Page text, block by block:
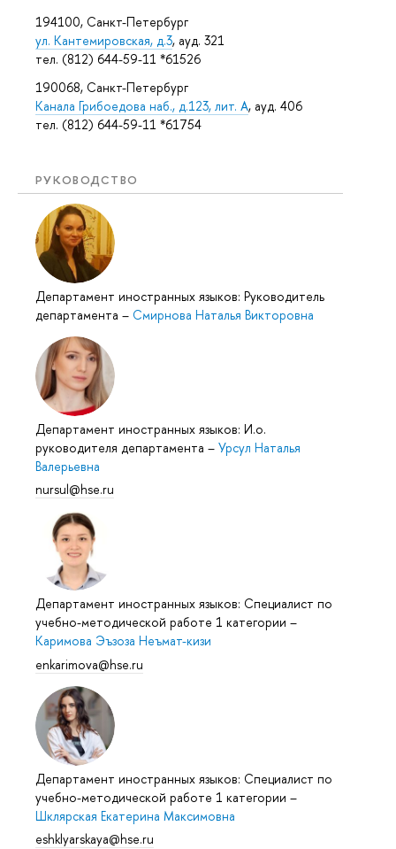
194100, Санкт-Петербург
ул. Кантемировская, д.3, ауд. 321
тел. (812) 644-59-11 *61526
190068, Санкт-Петербург
Канала Грибоедова наб., д.123, лит. А, ауд. 406
тел. (812) 644-59-11 *61754
РУКОВОДСТВО
Департамент иностранных языков: Руководитель
департамента – Смирнова Наталья Викторовна
Департамент иностранных языков: И.о.
руководителя департамента – Урсул Наталья
Валерьевна
nursul@hse.ru
Департамент иностранных языков: Специалист по
учебно-методической работе 1 категории –
Каримова Эъзоза Неъмат-кизи
enkarimova@hse.ru
Департамент иностранных языков: Специалист по
учебно-методической работе 1 категории –
Шклярская Екатерина Максимовна
eshklyarskaya@hse.ru